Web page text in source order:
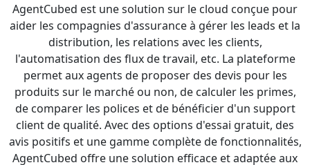
AgentCubed est une solution sur le cloud conçue pour
aider les compagnies d'assurance à gérer les leads et la
distribution, les relations avec les clients,
l'automatisation des flux de travail, etc. La plateforme
permet aux agents de proposer des devis pour les
produits sur le marché ou non, de calculer les primes,
de comparer les polices et de bénéficier d'un support
client de qualité. Avec des options d'essai gratuit, des
avis positifs et une gamme complète de fonctionnalités,
AgentCubed offre une solution efficace et adaptée aux